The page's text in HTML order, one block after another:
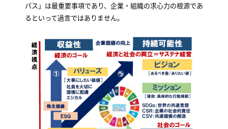
パス」は最重要事項であり、企業・組織の求心力の根源であ
るといって過言ではありません。